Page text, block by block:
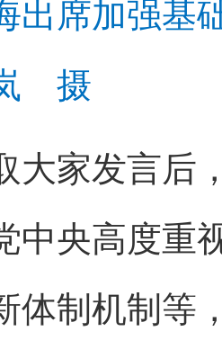
出席加强基
摄
家发言后，
中央高度重
体制机制等